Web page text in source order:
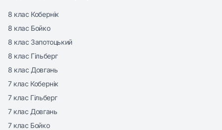
8 клас Кобернік
8 клас Бойко
8 клас Запотоцький
8 клас Гільберг
8 клас Довгань
7 клас Кобернік
7 клас Гільберг
7 клас Довгань
7 клас Бойко